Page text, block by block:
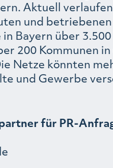
Aktuell
und betriebenen
in Bayern über
200 Kommunen
Netze könnten
und Gewerbe
für PR-